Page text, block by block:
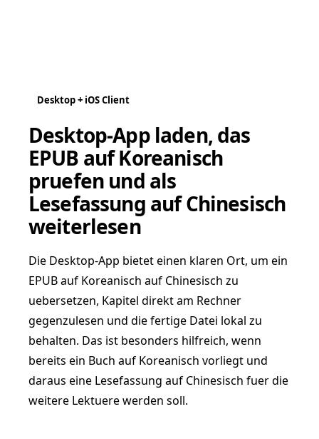
Desktop + iOS Client
Desktop-App laden, das
EPUB auf Koreanisch
pruefen und als
Lesefassung auf Chinesisch
weiterlesen
Die Desktop-App bietet einen klaren Ort, um ein
EPUB auf Koreanisch auf Chinesisch zu
uebersetzen, Kapitel direkt am Rechner
gegenzulesen und die fertige Datei lokal zu
behalten. Das ist besonders hilfreich, wenn
bereits ein Buch auf Koreanisch vorliegt und
daraus eine Lesefassung auf Chinesisch fuer die
weitere Lektuere werden soll.